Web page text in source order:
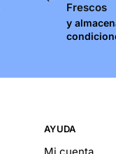
Frescos
y
AYUDA